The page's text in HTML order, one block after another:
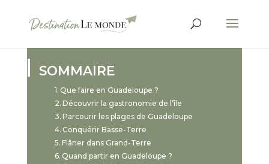
SOMMAIRE
Que faire en Guadeloupe ?
Découvrir la gastronomie de l’île
Parcourir les plages de Guadeloupe
Conquérir Basse-Terre
Flâner dans Grand-Terre
Quand partir en Guadeloupe ?